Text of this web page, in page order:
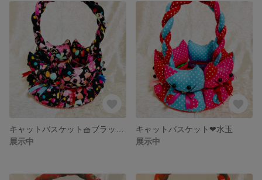
展示中
キャットバスケット❤︎水玉
展示中